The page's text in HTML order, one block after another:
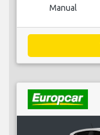
Manual